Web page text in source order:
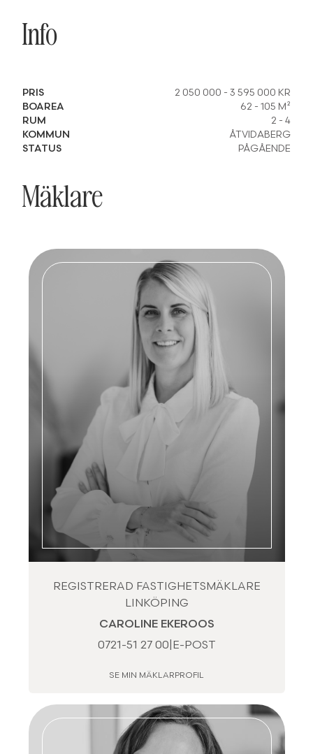
Info
PRIS 2 050 000 - 3 595 000 KR
BOAREA
62 - 105 M²
RUM
2 - 4
KOMMUN
ÅTVIDABERG
STATUS
PÅGÅENDE
Mäklare
REGISTRERAD FASTIGHETSMÄKLARE
LINKÖPING
CAROLINE EKEROOS
0721-51 27 00 E-POST
SE MIN MÄKLARPROFIL